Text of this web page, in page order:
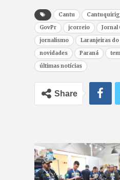
Cantu
GovPr
jcorreio
Jornal
jornalismo
Laranjeiras do
novidades
Paraná
últimas notícias
Share